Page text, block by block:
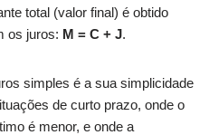
total (valor final) é obtido
os juros: M = C + J.
simples é a sua simplicidade
de curto prazo, onde o
é menor, e onde a